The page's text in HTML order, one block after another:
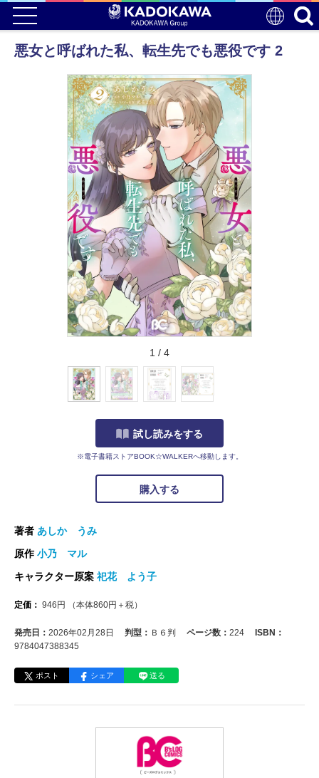
悪女と呼ばれた私、転生先でも悪役です 2
1 / 4
試し読みをする
※電子書籍ストアBOOK☆WALKERへ移動します。
購入する
著者 あしか うみ
原作小乃 マル
キャラクター原案 祀花 よう子
定価： 946 円 （本体860円＋税）
発売日： 2026年02月28日 判型： Ｂ６判 ページ数： 224
ISBN：
9784047388345
ポスト シェア 送る